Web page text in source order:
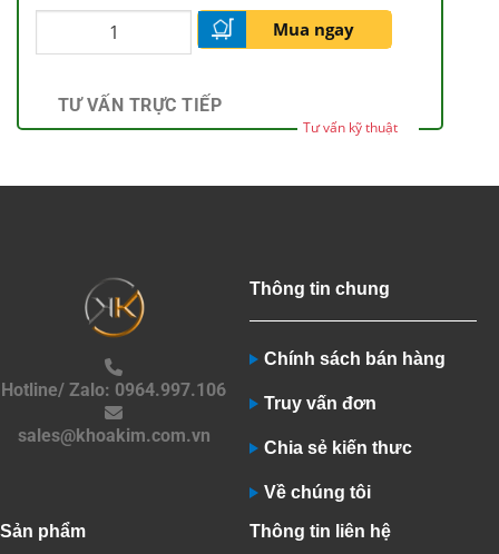
Mua ngay
TƯ VẤN TRỰC TIẾP
Tư vấn kỹ thuật
Hotline/ Zalo: 0964.997.106
sales@khoakim.com.vn
Thông tin chung
Chính sách bán hàng
Truy vấn đơn
Chia sẻ kiến thưc
Về chúng tôi
Sản phẩm Thông tin liên hệ